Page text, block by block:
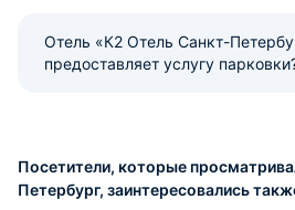
Отель «К2 Отель Санкт-
предоставляет услугу
Посетители, которые
Петербург, заинтересовались